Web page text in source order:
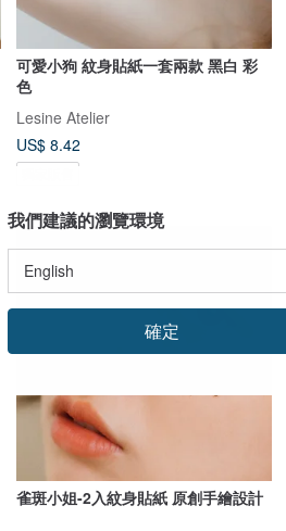
可愛小狗 紋身貼紙一套兩款 黑白 彩
色
Lesine Atelier
US$ 8.42
雀斑小姐-2入紋身貼紙 原創手繪設計
我們建議的瀏覽環境
確定